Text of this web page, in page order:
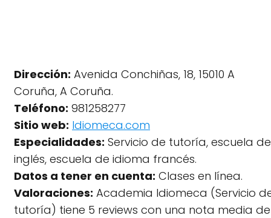
Dirección: Avenida Conchiñas, 18, 15010 A
Coruña, A Coruña.
Teléfono: 981258277
Sitio web: Idiomeca.com
Especialidades: Servicio de tutoría, escuela de
inglés, escuela de idioma francés.
Datos a tener en cuenta: Clases en línea.
Valoraciones: Academia Idiomeca (Servicio
tutoría) tiene 5 reviews con una nota media de